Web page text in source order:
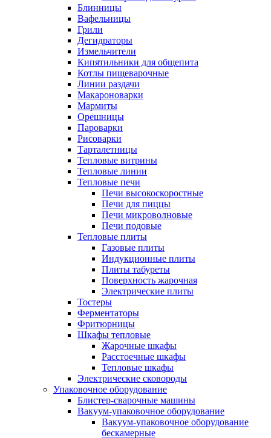
Блинницы
Вафельницы
Грили
Дегидраторы
Измельчители
Кипятильники для общепита
Котлы пищеварочные
Линии раздачи
Макароноварки
Мармиты
Орешницы
Пароварки
Рисоварки
Тарталетницы
Тепловые витрины
Тепловые линии
Тепловые печи
Печи высокоскоростные
Печи для пиццы
Печи микроволновые
Печи подовые
Тепловые плиты
Газовые плиты
Индукционные плиты
Плиты табуреты
Поверхность жарочная
Электрические плиты
Тостеры
Ферментаторы
Фритюрницы
Шкафы тепловые
Жарочные шкафы
Расстоечные шкафы
Тепловые шкафы
Электрические сковороды
Упаковочное оборудование
Блистер-сварочные машины
Вакуум-упаковочное оборудование
Вакуум-упаковочное оборудование
беcкамерные